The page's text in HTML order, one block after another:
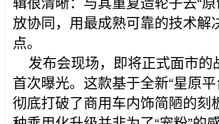
放协同，用最成熟可靠的技术解
点。
发布会现场，即将正式面市
首次曝光。这款基于全新“星原
彻底打破了商用车内饰简陋的刻